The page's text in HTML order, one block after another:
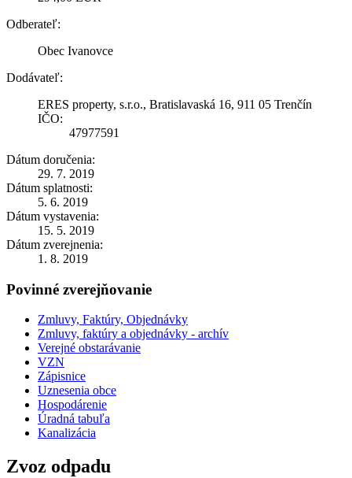
Odberateľ:
Obec Ivanovce
Dodávateľ:
ERES property, s.r.o., Bratislavaská 16, 911 05 Trenčín
IČO:
47977591
Dátum doručenia:
29. 7. 2019
Dátum splatnosti:
5. 6. 2019
Dátum vystavenia:
15. 5. 2019
Dátum zverejnenia:
1. 8. 2019
Povinné zverejňovanie
Zmluvy, Faktúry, Objednávky
Zmluvy, faktúry a objednávky - archív
Verejné obstarávanie
VZN
Zápisnice
Uznesenia obce
Hospodárenie
Úradná tabuľa
Kanalizácia
Zvoz odpadu